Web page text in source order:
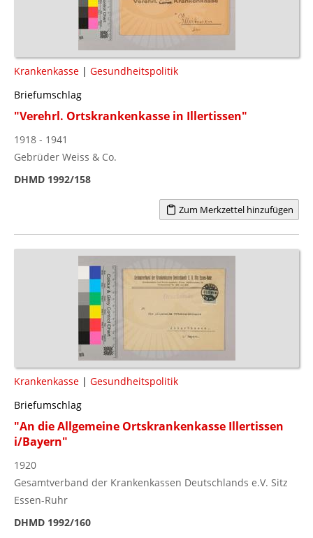
Krankenkasse | Gesundheitspolitik
Briefumschlag
"Verehrl. Ortskrankenkasse in Illertissen"
1918 - 1941
Gebrüder Weiss & Co.
DHMD 1992/158
Zum Merkzettel hinzufügen
Krankenkasse | Gesundheitspolitik
Briefumschlag
"An die Allgemeine Ortskrankenkasse Illertissen
i/Bayern"
1920
Gesamtverband der Krankenkassen Deutschlands e.V. Sitz
Essen-Ruhr
DHMD 1992/160